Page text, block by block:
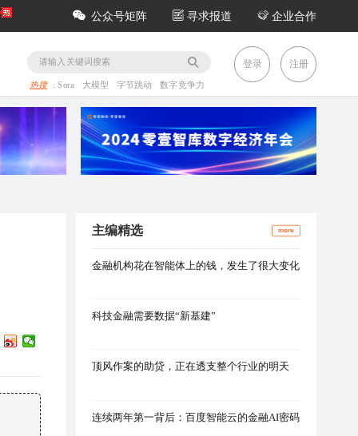
公众号矩阵 寻求报道 企业合作
热搜 :Sora 大模型 字节跳动 数字竞争力
登录 注册
主编精选 more
金融机构花在智能体上的钱，发生了很大变化
科技金融需要数据“新基建”
顶风作案的助贷，正在透支整个行业的明天
连续两年第一背后：百度智能云的金融AI密码